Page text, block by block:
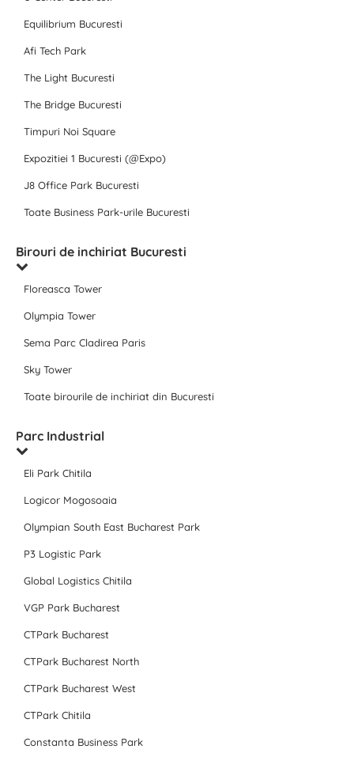
Equilibrium Bucuresti
Afi Tech Park
The Light Bucuresti
The Bridge Bucuresti
Timpuri Noi Square
Expozitiei 1 Bucuresti (@Expo)
J8 Office Park Bucuresti
Toate Business Park-urile Bucuresti
Birouri de inchiriat Bucuresti
Floreasca Tower
Olympia Tower
Sema Parc Cladirea Paris
Sky Tower
Toate birourile de inchiriat din Bucuresti
Parc Industrial
Eli Park Chitila
Logicor Mogosoaia
Olympian South East Bucharest Park
P3 Logistic Park
Global Logistics Chitila
VGP Park Bucharest
CTPark Bucharest
CTPark Bucharest North
CTPark Bucharest West
CTPark Chitila
Constanta Business Park